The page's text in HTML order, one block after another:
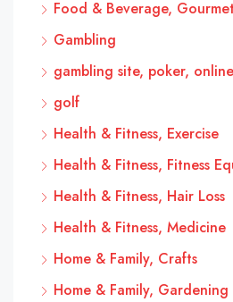
Food & Beverage, Gourmet
Gambling
gambling site, poker, online
golf
Health & Fitness, Exercise
Health & Fitness, Fitness
Health & Fitness, Hair Loss
Health & Fitness, Medicine
Home & Family, Crafts
Home & Family, Gardening